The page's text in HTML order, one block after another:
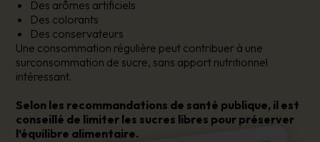
Des arômes artificiels
Des colorants
Des conservateurs
Une consommation régulière peut contribuer à une
surconsommation de sucre, sans apport nutritionnel
intéressant.
Selon les recommandations de santé publique, il est
conseillé de limiter les sucres libres pour préserver
l’équilibre alimentaire.